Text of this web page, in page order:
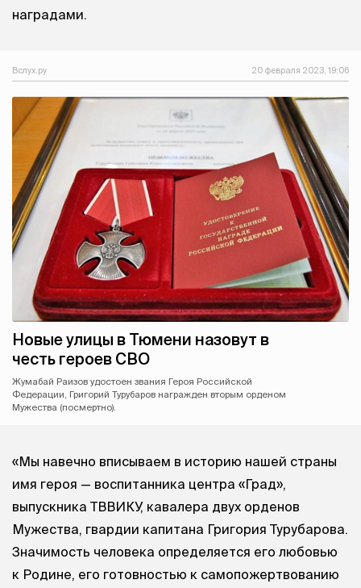
наградами.
Вслух.ру 20 февраля 2023, 19:06
Новые улицы в Тюмени назовут в
честь героев СВО
Жумабай Раизов удостоен звания Героя Российской
Федерации, Григорий Турубаров награжден вторым орденом
Мужества (посмертно).
«Мы навечно вписываем в историю нашей страны
имя героя — воспитанника центра «Град»,
выпускника ТВВИКУ, кавалера двух орденов
Мужества, гвардии капитана Григория Турубарова.
Значимость человека определяется его любовью
к Родине, его готовностью к самопожертвованию